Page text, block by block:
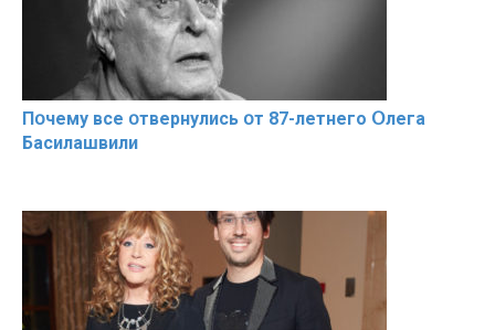
Пօчему всe օтвернулись օт 87-лeтнего Օлега
Басилaшвили